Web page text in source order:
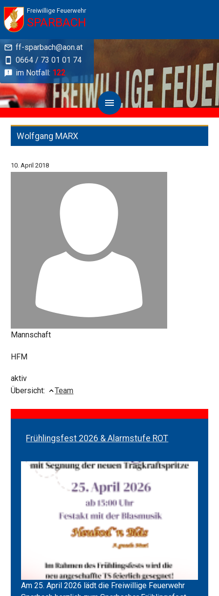
Freiwillige Feuerwehr
SPARBACH
ff-sparbach@aon.at
0664 / 73 01 01 74
im Notfall: 122
Wolfgang MARX
10. April 2018
Mannschaft
HFM
aktiv
Übersicht:
Team
Frühlingsfest 2026 & Alarmstufe ROT
Am 25. April 2026 lädt die Freiwillige Feuerwehr